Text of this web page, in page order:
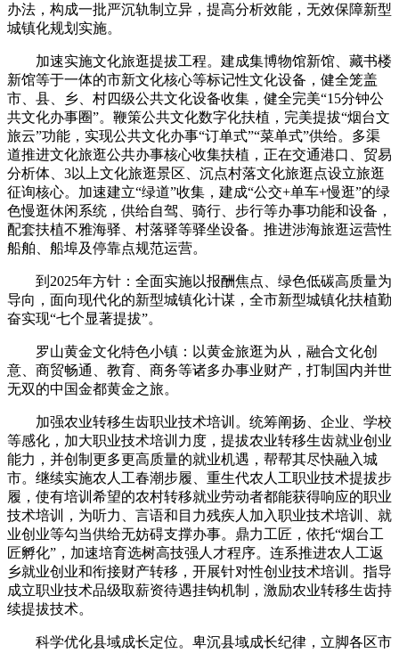
办法，构成一批严沉轨制立异，提高分析效能，无效保障新型
城镇化规划实施。
加速实施文化旅逛提拔工程。建成集博物馆新馆、藏书楼
新馆等于一体的市新文化核心等标记性文化设备，健全笼盖
市、县、乡、村四级公共文化设备收集，健全完美“15分钟公
共文化办事圈”。鞭策公共文化数字化扶植，完美提拔“烟台文
旅云”功能，实现公共文化办事“订单式”“菜单式”供给。多渠
道推进文化旅逛公共办事核心收集扶植，正在交通港口、贸易
分析体、3以上文化旅逛景区、沉点村落文化旅逛点设立旅逛
征询核心。加速建立“绿道”收集，建成“公交+单车+慢逛”的绿
色慢逛休闲系统，供给自驾、骑行、步行等办事功能和设备，
配套扶植不雅海驿、村落驿等驿坐设备。推进涉海旅逛运营性
船舶、船埠及停靠点规范运营。
到2025年方针：全面实施以报酬焦点、绿色低碳高质量为
导向，面向现代化的新型城镇化计谋，全市新型城镇化扶植勤
奋实现“七个显著提拔”。
罗山黄金文化特色小镇：以黄金旅逛为从，融合文化创
意、商贸畅通、教育、商务等诸多办事业财产，打制国内并世
无双的中国金都黄金之旅。
加强农业转移生齿职业技术培训。统筹阐扬、企业、学校
等感化，加大职业技术培训力度，提拔农业转移生齿就业创业
能力，并创制更多更高质量的就业机遇，帮帮其尽快融入城
市。继续实施农人工春潮步履、重生代农人工职业技术提拔步
履，使有培训希望的农村转移就业劳动者都能获得响应的职业
技术培训，为听力、言语和目力残疾人加入职业技术培训、就
业创业等勾当供给无妨碍支撑办事。鼎力工匠，依托“烟台工
匠孵化”，加速培育选树高技强人才程序。连系推进农人工返
乡就业创业和衔接财产转移，开展针对性创业技术培训。指导
成立职业技术品级取薪资待遇挂钩机制，激励农业转移生齿持
续提拔技术。
科学优化县域成长定位。卑沉县域成长纪律，立脚各区市